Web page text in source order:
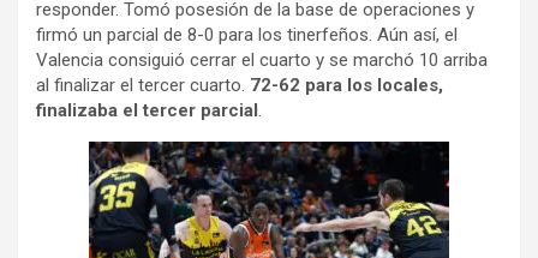
responder. Tomó posesión de la base de operaciones y
firmó un parcial de 8-0 para los tinerfeños. Aún así, el
Valencia consiguió cerrar el cuarto y se marchó 10 arriba
al finalizar el tercer cuarto. 72-62 para los locales,
finalizaba el tercer parcial .